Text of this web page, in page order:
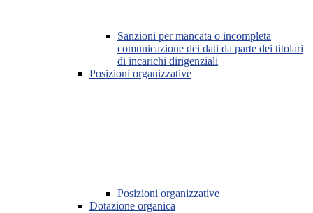
Sanzioni per mancata o incompleta
comunicazione dei dati da parte dei titolari
di incarichi dirigenziali
Posizioni organizzative
Posizioni organizzative
Dotazione organica